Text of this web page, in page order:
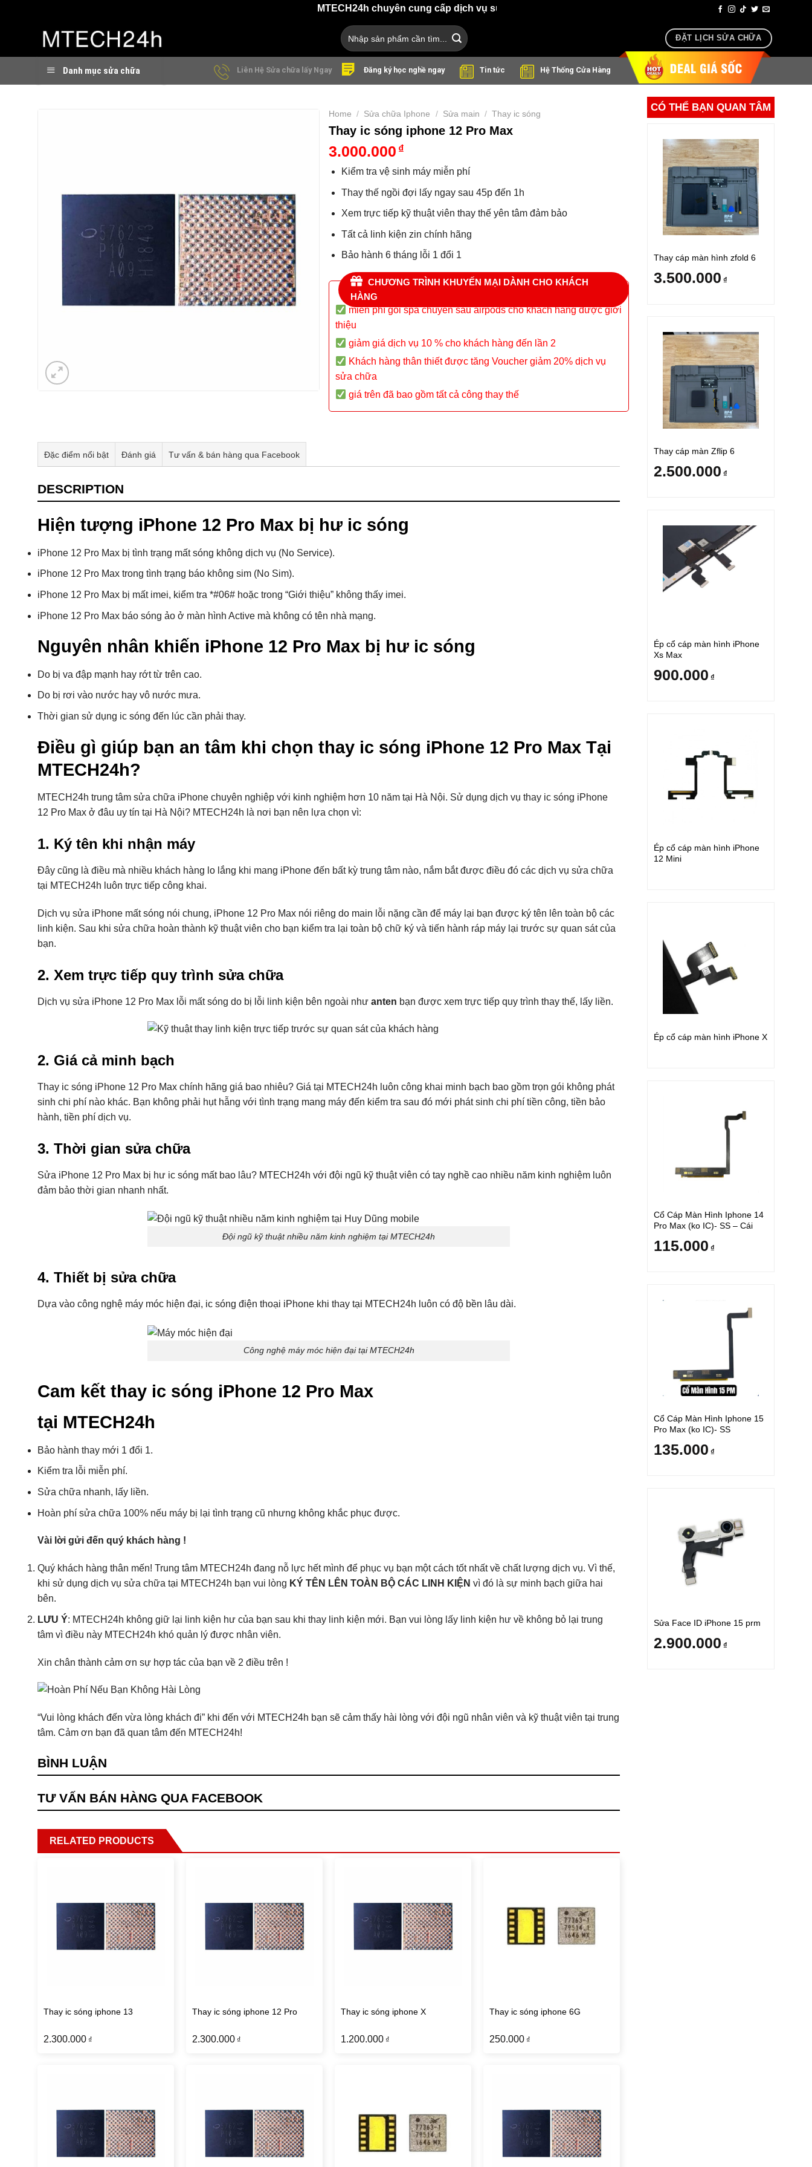
MTECH24h chuyên cung cấp dịch vụ sửa chữa điện thoại, airpods lấy ngay sau 30 phút
Search
for:
ĐẶT LỊCH SỬA CHỮA
Danh mục sửa chữa Liên Hệ Sửa chữa lấy Ngay Đăng ký học nghề ngay Tin tức Hệ Thống Cửa Hàng
CÓ THỂ BẠN QUAN TÂM
Thay cáp màn hình zfold 6
3.500.000 ₫
Thay cáp màn Zflip 6
2.500.000 ₫
Ép cổ cáp màn hình iPhone
Xs Max
900.000 ₫
Ép cổ cáp màn hình iPhone
12 Mini
Ép cổ cáp màn hình iPhone X
Cổ Cáp Màn Hình Iphone 14
Pro Max (ko IC)- SS – Cái
115.000 ₫
Cổ Cáp Màn Hình Iphone 15
Pro Max (ko IC)- SS
135.000 ₫
Sửa Face ID iPhone 15 prm
2.900.000 ₫
Home / Sửa chữa Iphone / Sửa main / Thay ic sóng
Thay ic sóng iphone 12 Pro Max
3.000.000 ₫
Kiểm tra vệ sinh máy miễn phí
Thay thế ngồi đợi lấy ngay sau 45p đến 1h
Xem trực tiếp kỹ thuật viên thay thế yên tâm đảm bảo
Tất cả linh kiện zin chính hãng
Bảo hành 6 tháng lỗi 1 đổi 1
CHƯƠNG TRÌNH KHUYẾN MẠI DÀNH CHO KHÁCH
HÀNG
miễn phí gói spa chuyên sâu airpods cho khách hàng được giới
thiệu
giảm giá dịch vụ 10 % cho khách hàng đến lần 2
Khách hàng thân thiết được tăng Voucher giảm 20% dịch vụ
sửa chữa
giá trên đã bao gồm tất cả công thay thế
Đặc điểm nổi bật Đánh giá Tư vấn & bán hàng qua Facebook
DESCRIPTION
Hiện tượng iPhone 12 Pro Max bị hư ic sóng
iPhone 12 Pro Max bị tình trạng mất sóng không dịch vụ (No Service).
iPhone 12 Pro Max trong tình trạng báo không sim (No Sim).
iPhone 12 Pro Max bị mất imei, kiểm tra *#06# hoặc trong “Giới thiệu” không thấy imei.
iPhone 12 Pro Max báo sóng ảo ở màn hình Active mà không có tên nhà mạng.
Nguyên nhân khiến iPhone 12 Pro Max bị hư ic sóng
Do bị va đập mạnh hay rớt từ trên cao.
Do bị rơi vào nước hay vô nước mưa.
Thời gian sử dụng ic sóng đến lúc cần phải thay.
Điều gì giúp bạn an tâm khi chọn thay ic sóng iPhone 12 Pro Max Tại
MTECH24h?
MTECH24h trung tâm sửa chữa iPhone chuyên nghiệp với kinh nghiệm hơn 10 năm tại Hà Nội. Sử dụng dịch vụ thay ic sóng iPhone
12 Pro Max ở đâu uy tín tại Hà Nội? MTECH24h là nơi bạn nên lựa chọn vì:
1. Ký tên khi nhận máy
Đây cũng là điều mà nhiều khách hàng lo lắng khi mang iPhone đến bất kỳ trung tâm nào, nắm bắt được điều đó các dịch vụ sửa chữa
tại MTECH24h luôn trực tiếp công khai.
Dịch vụ sửa iPhone mất sóng nói chung, iPhone 12 Pro Max nói riêng do main lỗi nặng cần để máy lại bạn được ký tên lên toàn bộ các
linh kiện. Sau khi sửa chữa hoàn thành kỹ thuật viên cho bạn kiểm tra lại toàn bộ chữ ký và tiến hành ráp máy lại trước sự quan sát của
bạn.
2. Xem trực tiếp quy trình sửa chữa
Dịch vụ sửa iPhone 12 Pro Max lỗi mất sóng do bị lỗi linh kiện bên ngoài như anten bạn được xem trực tiếp quy trình thay thế, lấy liền.
2. Giá cả minh bạch
Thay ic sóng iPhone 12 Pro Max chính hãng giá bao nhiêu? Giá tại MTECH24h luôn công khai minh bạch bao gồm trọn gói không phát
sinh chi phí nào khác. Bạn không phải hụt hẫng với tình trạng mang máy đến kiểm tra sau đó mới phát sinh chi phí tiền công, tiền bảo
hành, tiền phí dịch vụ.
3. Thời gian sửa chữa
Sửa iPhone 12 Pro Max bị hư ic sóng mất bao lâu? MTECH24h với đội ngũ kỹ thuật viên có tay nghề cao nhiều năm kinh nghiệm luôn
đảm bảo thời gian nhanh nhất.
Đội ngũ kỹ thuật nhiều năm kinh nghiệm tại MTECH24h
4. Thiết bị sửa chữa
Dựa vào công nghệ máy móc hiện đại, ic sóng điện thoại iPhone khi thay tại MTECH24h luôn có độ bền lâu dài.
Công nghệ máy móc hiện đại tại MTECH24h
Cam kết thay ic sóng iPhone 12 Pro Max
tại MTECH24h
Bảo hành thay mới 1 đổi 1.
Kiểm tra lỗi miễn phí.
Sửa chữa nhanh, lấy liền.
Hoàn phí sửa chữa 100% nếu máy bị lại tình trạng cũ nhưng không khắc phục được.
Vài lời gửi đến quý khách hàng !
Quý khách hàng thân mến! Trung tâm MTECH24h đang nỗ lực hết mình để phục vụ bạn một cách tốt nhất về chất lượng dịch vụ. Vì thế,
khi sử dụng dịch vụ sửa chữa tại MTECH24h bạn vui lòng KÝ TÊN LÊN TOÀN BỘ CÁC LINH KIỆN vì đó là sự minh bạch giữa hai
bên.
LƯU Ý: MTECH24h không giữ lại linh kiện hư của bạn sau khi thay linh kiện mới. Bạn vui lòng lấy linh kiện hư về không bỏ lại trung
tâm vì điều này MTECH24h khó quản lý được nhân viên.
Xin chân thành cảm ơn sự hợp tác của bạn về 2 điều trên !
“Vui lòng khách đến vừa lòng khách đi” khi đến với MTECH24h bạn sẽ cảm thấy hài lòng với đội ngũ nhân viên và kỹ thuật viên tại trung
tâm. Cảm ơn bạn đã quan tâm đến MTECH24h!
BÌNH LUẬN
TƯ VẤN BÁN HÀNG QUA FACEBOOK
RELATED PRODUCTS
Thay ic sóng iphone 13
2.300.000 ₫
Thay ic sóng iphone 12 Pro
2.300.000 ₫
Thay ic sóng iphone X
1.200.000 ₫
Thay ic sóng iphone 6G
250.000 ₫